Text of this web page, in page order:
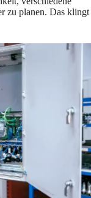
zu planen. Das klingt